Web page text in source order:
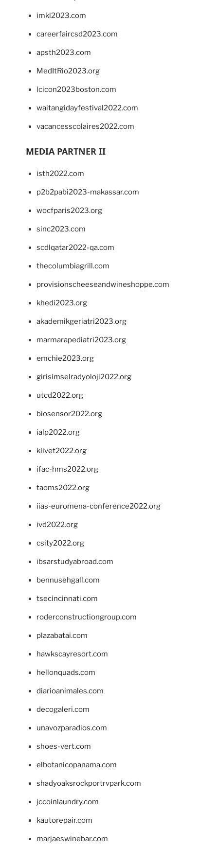
imkl2023.com
careerfaircsd2023.com
apsth2023.com
MedItRio2023.org
lcicon2023boston.com
waitangidayfestival2022.com
vacancesscolaires2022.com
MEDIA PARTNER II
isth2022.com
p2b2pabi2023-makassar.com
wocfparis2023.org
sinc2023.com
scdlqatar2022-qa.com
thecolumbiagrill.com
provisionscheeseandwineshoppe.com
khedi2023.org
akademikgeriatri2023.org
marmarapediatri2023.org
emchie2023.org
girisimselradyoloji2022.org
utcd2022.org
biosensor2022.org
ialp2022.org
klivet2022.org
ifac-hms2022.org
taoms2022.org
iias-euromena-conference2022.org
ivd2022.org
csity2022.org
ibsarstudyabroad.com
bennusehgall.com
tsecincinnati.com
roderconstructiongroup.com
plazabatai.com
hawkscayresort.com
hellonquads.com
diarioanimales.com
decogaleri.com
unavozparadios.com
shoes-vert.com
elbotanicopanama.com
shadyoaksrockportrvpark.com
jccoinlaundry.com
kautorepair.com
marjaeswinebar.com